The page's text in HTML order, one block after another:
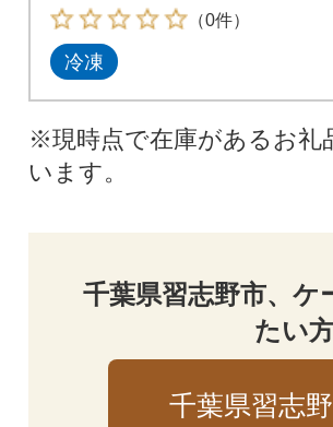
セットです。
（0件）
冷凍
※現時点で在庫があるお礼
います。
千葉県習志野市、
たい
千葉県習志